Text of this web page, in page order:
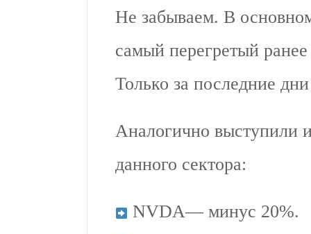
Не забываем. В
самый перегретый
Только за последние
Аналогично выступили
данного сектора:
NVDA— минус 20%.